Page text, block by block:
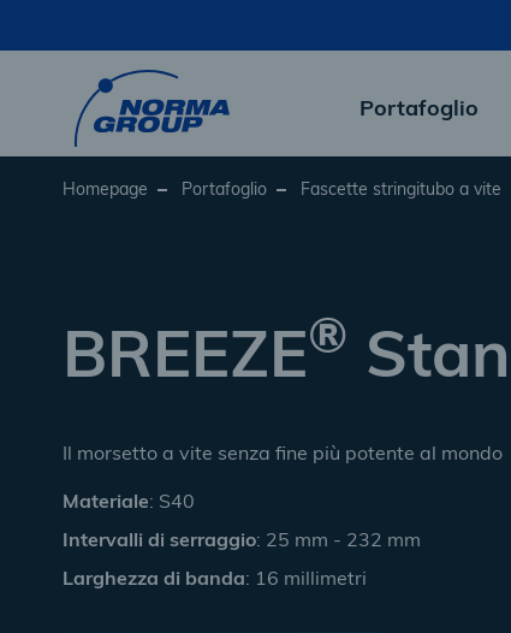
Portafoglio
Homepage Portafoglio Fascette stringitubo a vite
BREEZE®
Il morsetto a vite senza fine più potente al mondo
Materiale: S40
Intervalli di serraggio: 25 mm - 232 mm
Larghezza di banda: 16 millimetri